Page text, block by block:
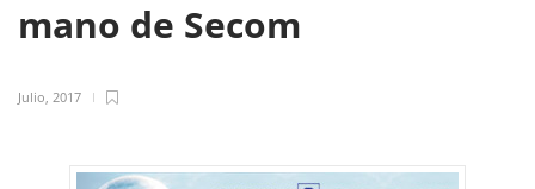
mano de Secom
Julio, 2017